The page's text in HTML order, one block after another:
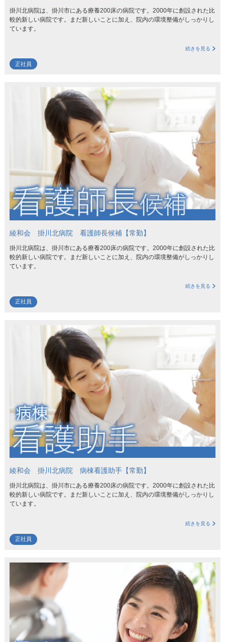
掛川北病院は、掛川市にある療養200床の病院です。2000年に創設された比
較的新しい病院です。まだ新しいことに加え、院内の環境整備がしっかりし
ています。
続きを見る
正社員
綾和会 掛川北病院 看護師長候補【常勤】
掛川北病院は、掛川市にある療養200床の病院です。2000年に創設された比
較的新しい病院です。まだ新しいことに加え、院内の環境整備がしっかりし
ています。
続きを見る
正社員
綾和会 掛川北病院 病棟看護助手【常勤】
掛川北病院は、掛川市にある療養200床の病院です。2000年に創設された比
較的新しい病院です。まだ新しいことに加え、院内の環境整備がしっかりし
ています。
続きを見る
正社員